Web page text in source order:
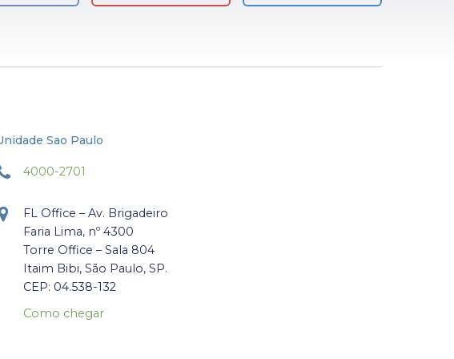
Sao Paulo
4000-2701
FL Office – Av. Brigadeiro
Faria Lima, nº 4300
Torre Office – Sala 804
Itaim Bibi, São Paulo, SP.
CEP: 04.538-132
Como chegar